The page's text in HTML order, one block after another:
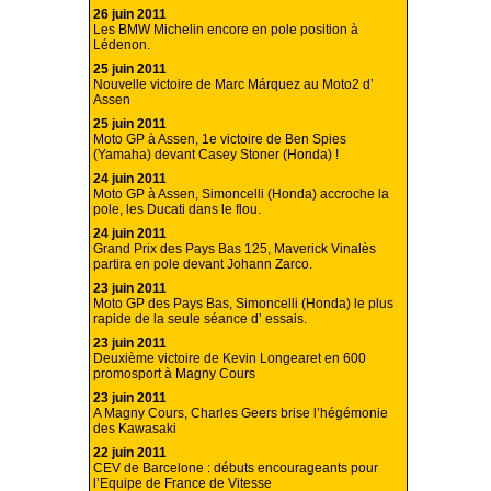
26 juin 2011
Les BMW Michelin encore en pole position à
Lédenon.
25 juin 2011
Nouvelle victoire de Marc Márquez au Moto2 d’
Assen
25 juin 2011
Moto GP à Assen, 1e victoire de Ben Spies
(Yamaha) devant Casey Stoner (Honda) !
24 juin 2011
Moto GP à Assen, Simoncelli (Honda) accroche la
pole, les Ducati dans le flou.
24 juin 2011
Grand Prix des Pays Bas 125, Maverick Vinalès
partira en pole devant Johann Zarco.
23 juin 2011
Moto GP des Pays Bas, Simoncelli (Honda) le plus
rapide de la seule séance d’ essais.
23 juin 2011
Deuxième victoire de Kevin Longearet en 600
promosport à Magny Cours
23 juin 2011
A Magny Cours, Charles Geers brise l’hégémonie
des Kawasaki
22 juin 2011
CEV de Barcelone : débuts encourageants pour
l’Equipe de France de Vitesse